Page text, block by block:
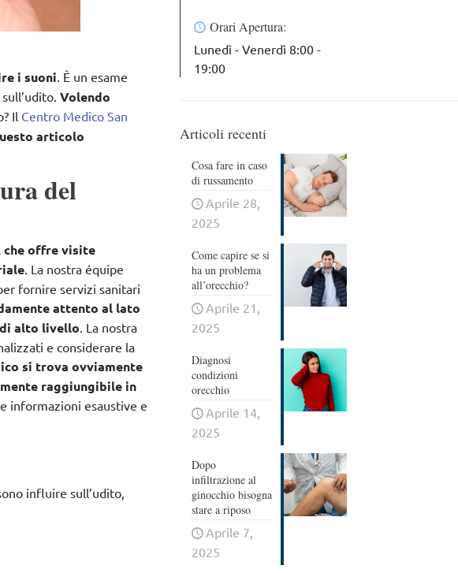
i suoni . È un esame
Volendo
Il Centro Medico San
articolo
del
che offre visite
. La nostra équipe
fornire servizi sanitari
attento al lato
alto livello . La nostra
e considerare la
si trova ovviamente
raggiungibile in
informazioni esaustive e
influire sull’udito,
Orari Apertura:
Lunedì - Venerdì 8:00 -
19:00
Articoli recenti
Cosa fare in caso
di russamento
Aprile 28,
2025
Come capire se si
ha un problema
all’orecchio?
Aprile 21,
2025
Diagnosi
condizioni
orecchio
Aprile 14,
2025
Dopo
infiltrazione al
ginocchio bisogna
stare a riposo
Aprile 7,
2025